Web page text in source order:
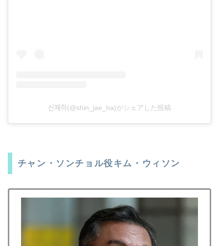
신재하(@shin_jae_ha)がシェアした投稿
チャン・ソンチョル役キム・ウィソン